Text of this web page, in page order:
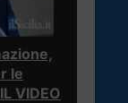
le
VIDEO